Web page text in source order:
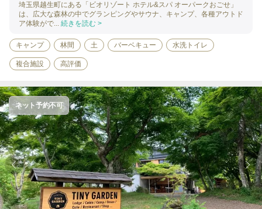
埼玉県越生町にある「ビオリゾート ホテル&スパ オーパークおごせ」
は、広大な森林の中でグランピングやサウナ、キャンプ、各種アウトド
ア体験がで... 続きを読む >
キャンプ 林間 土 バーベキュー 水洗トイレ
複合施設 高評価
ネット予約不可